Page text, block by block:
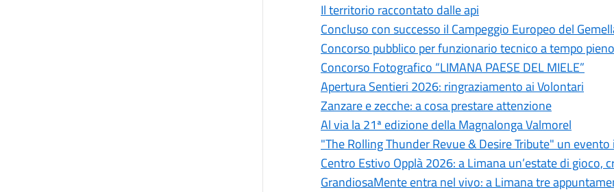
Il territorio raccontato dalle api
Concluso con successo il Campeggio Europeo del
Concorso pubblico per funzionario tecnico a tempo
Concorso Fotografico “LIMANA PAESE DEL MIELE”
Apertura Sentieri 2026: ringraziamento ai Volontari
Zanzare e zecche: a cosa prestare attenzione
Al via la 21ª edizione della Magnalonga Valmorel
"The Rolling Thunder Revue & Desire Tribute" un
Centro Estivo Opplà 2026: a Limana un’estate di gioco,
GrandiosaMente entra nel vivo: a Limana tre